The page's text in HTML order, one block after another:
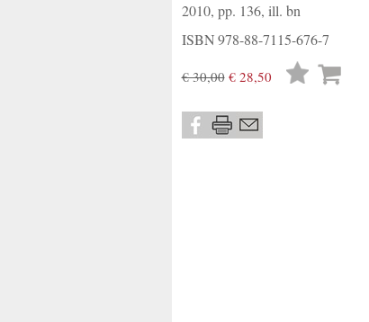
2010, pp. 136, ill. bn
ISBN978-88-7115-676-7
€ 30,00€ 28,50
Lista